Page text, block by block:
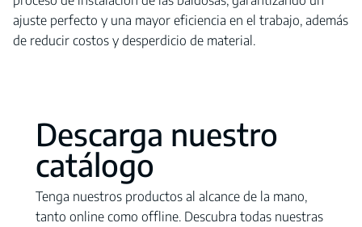
ajuste perfecto y una mayor eficiencia en el trabajo, además
de reducir costos y desperdicio de material.
Descarga nuestro
catálogo
Tenga nuestros productos al alcance de la mano,
tanto online como offline. Descubra todas nuestras